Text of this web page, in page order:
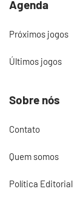
Agenda
Próximos jogos
Últimos jogos
Sobre nós
Contato
Quem somos
Política Editorial